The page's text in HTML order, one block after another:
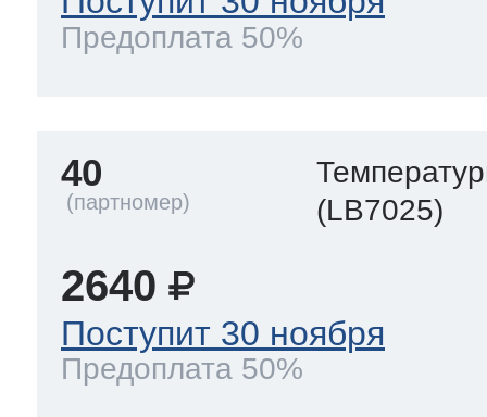
Предоплата 50%
40
(LB7025)
2640
Поступит 30 ноября
Предоплата 50%